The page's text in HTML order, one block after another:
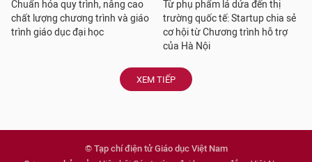
Chuẩn hóa quy trình, nâng cao
chất lượng chương trình và giáo
trình giáo dục đại học
Từ phụ phẩm lá dứa đến thị
trường quốc tế: Startup chia sẻ
cơ hội từ Chương trình hỗ trợ
của Hà Nội
XEM TIẾP
© Tạp chí điện tử Giáo dục Việt Nam